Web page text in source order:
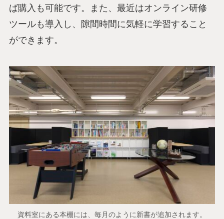
ば購入も可能です。また、最近はオンライン研修
ツールも導入し、隙間時間に気軽に学習すること
ができます。
資料室にある本棚には、毎月のように新書が追加されます。